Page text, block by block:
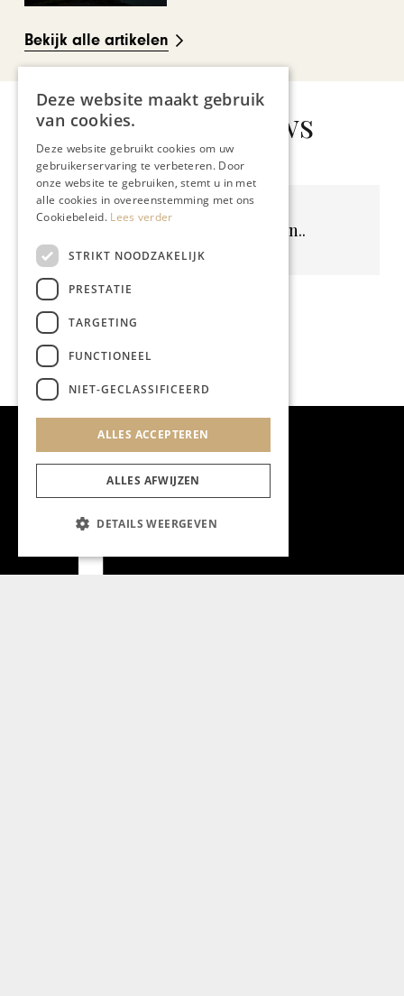
Bekijk alle artikelen
Gerelateerd nieuws
Geen resultaten gevonden..
Deze website maakt gebruik
van cookies.
Deze website gebruikt cookies om uw
gebruikerservaring te verbeteren. Door
onze website te gebruiken, stemt u in met
alle cookies in overeenstemming met ons
Cookiebeleid. Lees verder
STRIKT NOODZAKELIJK
PRESTATIE
TARGETING
FUNCTIONEEL
NIET-GECLASSIFICEERD
ALLES ACCEPTEREN
ALLES AFWIJZEN
DETAILS WEERGEVEN